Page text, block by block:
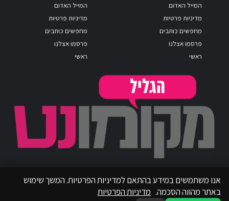
המייל האדום
מדיניות פרטיות
מחפשים כותבים
פרסמו אצלנו
ראשי
המייל האדום
מדיניות פרטיות
מחפשים כותבים
פרסמו אצלנו
ראשי
אנו משתמשים במידע בהתאם למדיניות הפרטיות. המשך שימוש
באתר מהווה הסכמה. מדיניות הפרטיות